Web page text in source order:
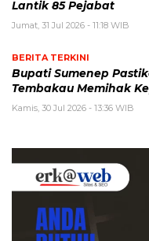
Lantik 85 Pejabat
Jumat, 31 Jul 2026 - 11:18 WIB
BERITA TERKINI
Bupati Sumenep
Tembakau Memihak
Kamis, 30 Jul 2026 - 13:36 WIB